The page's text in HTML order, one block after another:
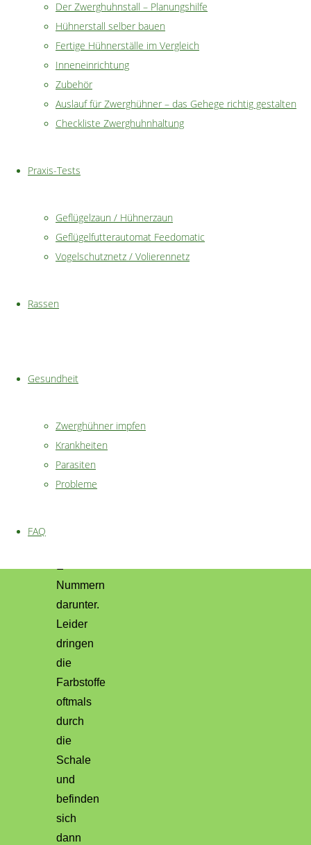
Der Zwerghuhnstall – Planungshilfe
Hühnerstall selber bauen
Fertige Hühnerställe im Vergleich
Inneneinrichtung
Zubehör
Auslauf für Zwerghühner – das Gehege richtig gestalten
Checkliste Zwerghuhnhaltung
Praxis-Tests
Geflügelzaun / Hühnerzaun
Geflügelfutterautomat Feedomatic
Vogelschutznetz / Volierennetz
Rassen
Gesundheit
Zwerghühner impfen
Krankheiten
Parasiten
Probleme
FAQ
dazu
entschieden,
unsere
Eier
nicht
mehr
mit
Eierfarben
dem
Handel
zu
der
Rückseite
ansieht,
finden
Nummern
darunter.
Leider
dringen
die
Farbstoffe
oftmals
durch
die
Schale
und
befinden
sich
dann